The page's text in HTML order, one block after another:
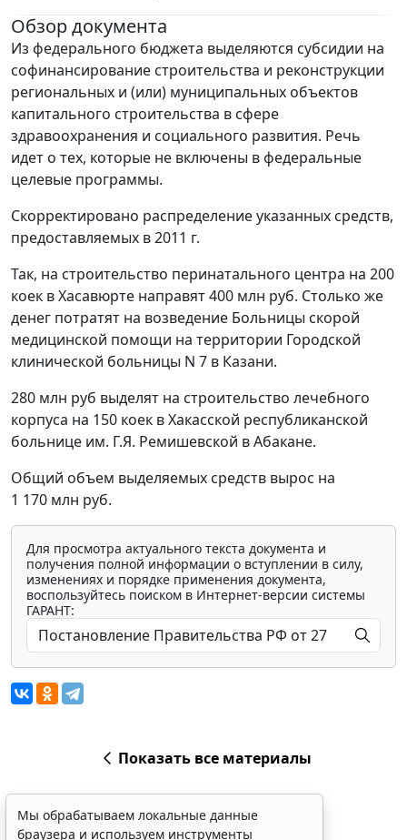
Обзор документа
Из федерального бюджета выделяются субсидии на
софинансирование строительства и реконструкции
региональных и (или) муниципальных объектов
капитального строительства в сфере
здравоохранения и социального развития. Речь
идет о тех, которые не включены в федеральные
целевые программы.
Скорректировано распределение указанных средств,
предоставляемых в 2011 г.
Так, на строительство перинатального центра на 200
коек в Хасавюрте направят 400 млн руб. Столько же
денег потратят на возведение Больницы скорой
медицинской помощи на территории Городской
клинической больницы N 7 в Казани.
280 млн руб выделят на строительство лечебного
корпуса на 150 коек в Хакасской республиканской
больнице им. Г.Я. Ремишевской в Абакане.
Общий объем выделяемых средств вырос на
1 170 млн руб.
Для просмотра актуального текста документа и
получения полной информации о вступлении в силу,
изменениях и порядке применения документа,
воспользуйтесь поиском в Интернет-версии системы
ГАРАНТ:
Показать все материалы
Мы обрабатываем локальные данные
браузера и используем инструменты